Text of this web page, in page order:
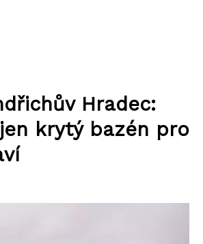
Hradec:
krytý bazén pro